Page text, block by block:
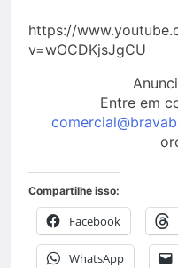
https://
v=wOCDKjsJgCU
Entre em
Compartilhe isso:
Facebook
WhatsApp